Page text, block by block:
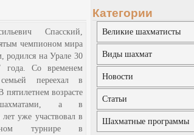
Спасский,
чемпионом мира
родился на Урале 30
года. Со временем
переехал в
пятилетнем возрасте
а в
лет уже участвовал в
турнире в
Категории
Великие шахматисты
Виды шахмат
Новости
Статьи
Шахматные программы